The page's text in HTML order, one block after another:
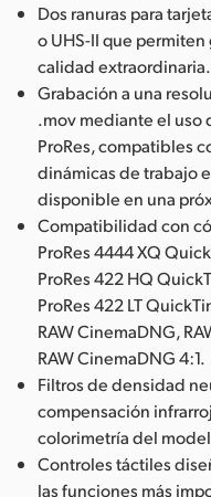
Dos ranuras para
o UHS-II que
calidad extraordinaria.
Grabación a una
.mov mediante el uso
ProRes, compatibles
dinámicas de trabajo
disponible en una
Compatibilidad con
ProRes 4444 XQ
ProRes 422 HQ
ProRes 422 LT
RAW CinemaDNG,
RAW CinemaDNG 4:1.
Filtros de densidad
compensación
colorimetría del
Controles táctiles
las funciones más